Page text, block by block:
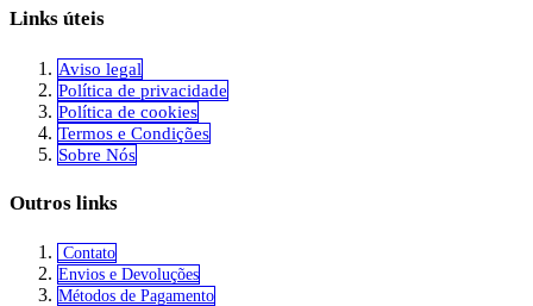
Links úteis
Aviso legal
Política de privacidade
Política de cookies
Termos e Condições
Sobre Nós
Outros links
Contato
Envios e Devoluções
Métodos de Pagamento